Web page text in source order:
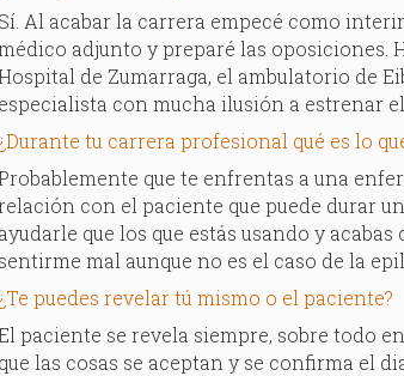
Sí. Al acabar la carrera empecé como
adjunto y preparé las oposiciones.
de Zumarraga, el ambulatorio de
especialista con mucha ilusión a estrenar
tu carrera profesional qué es lo
que te enfrentas a una
con el paciente que puede durar
ayudarle que los que estás usando y
sentirme mal aunque no es el caso de la
puedes revelar tú mismo o el paciente?
paciente se revela siempre, sobre todo
que las cosas se aceptan y se confirma el